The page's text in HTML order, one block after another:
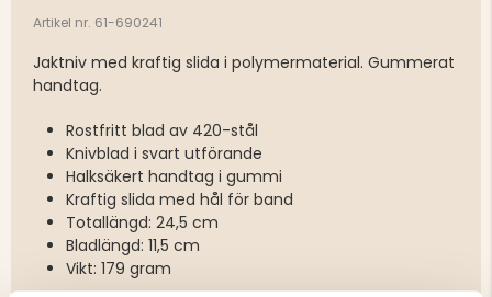
Artikel nr. 61-690241
Jaktniv med kraftig slida i polymermaterial. Gummerat
handtag.
Rostfritt blad av 420-stål
Knivblad i svart utförande
Halksäkert handtag i gummi
Kraftig slida med hål för band
Totallängd: 24,5 cm
Bladlängd: 11,5 cm
Vikt: 179 gram